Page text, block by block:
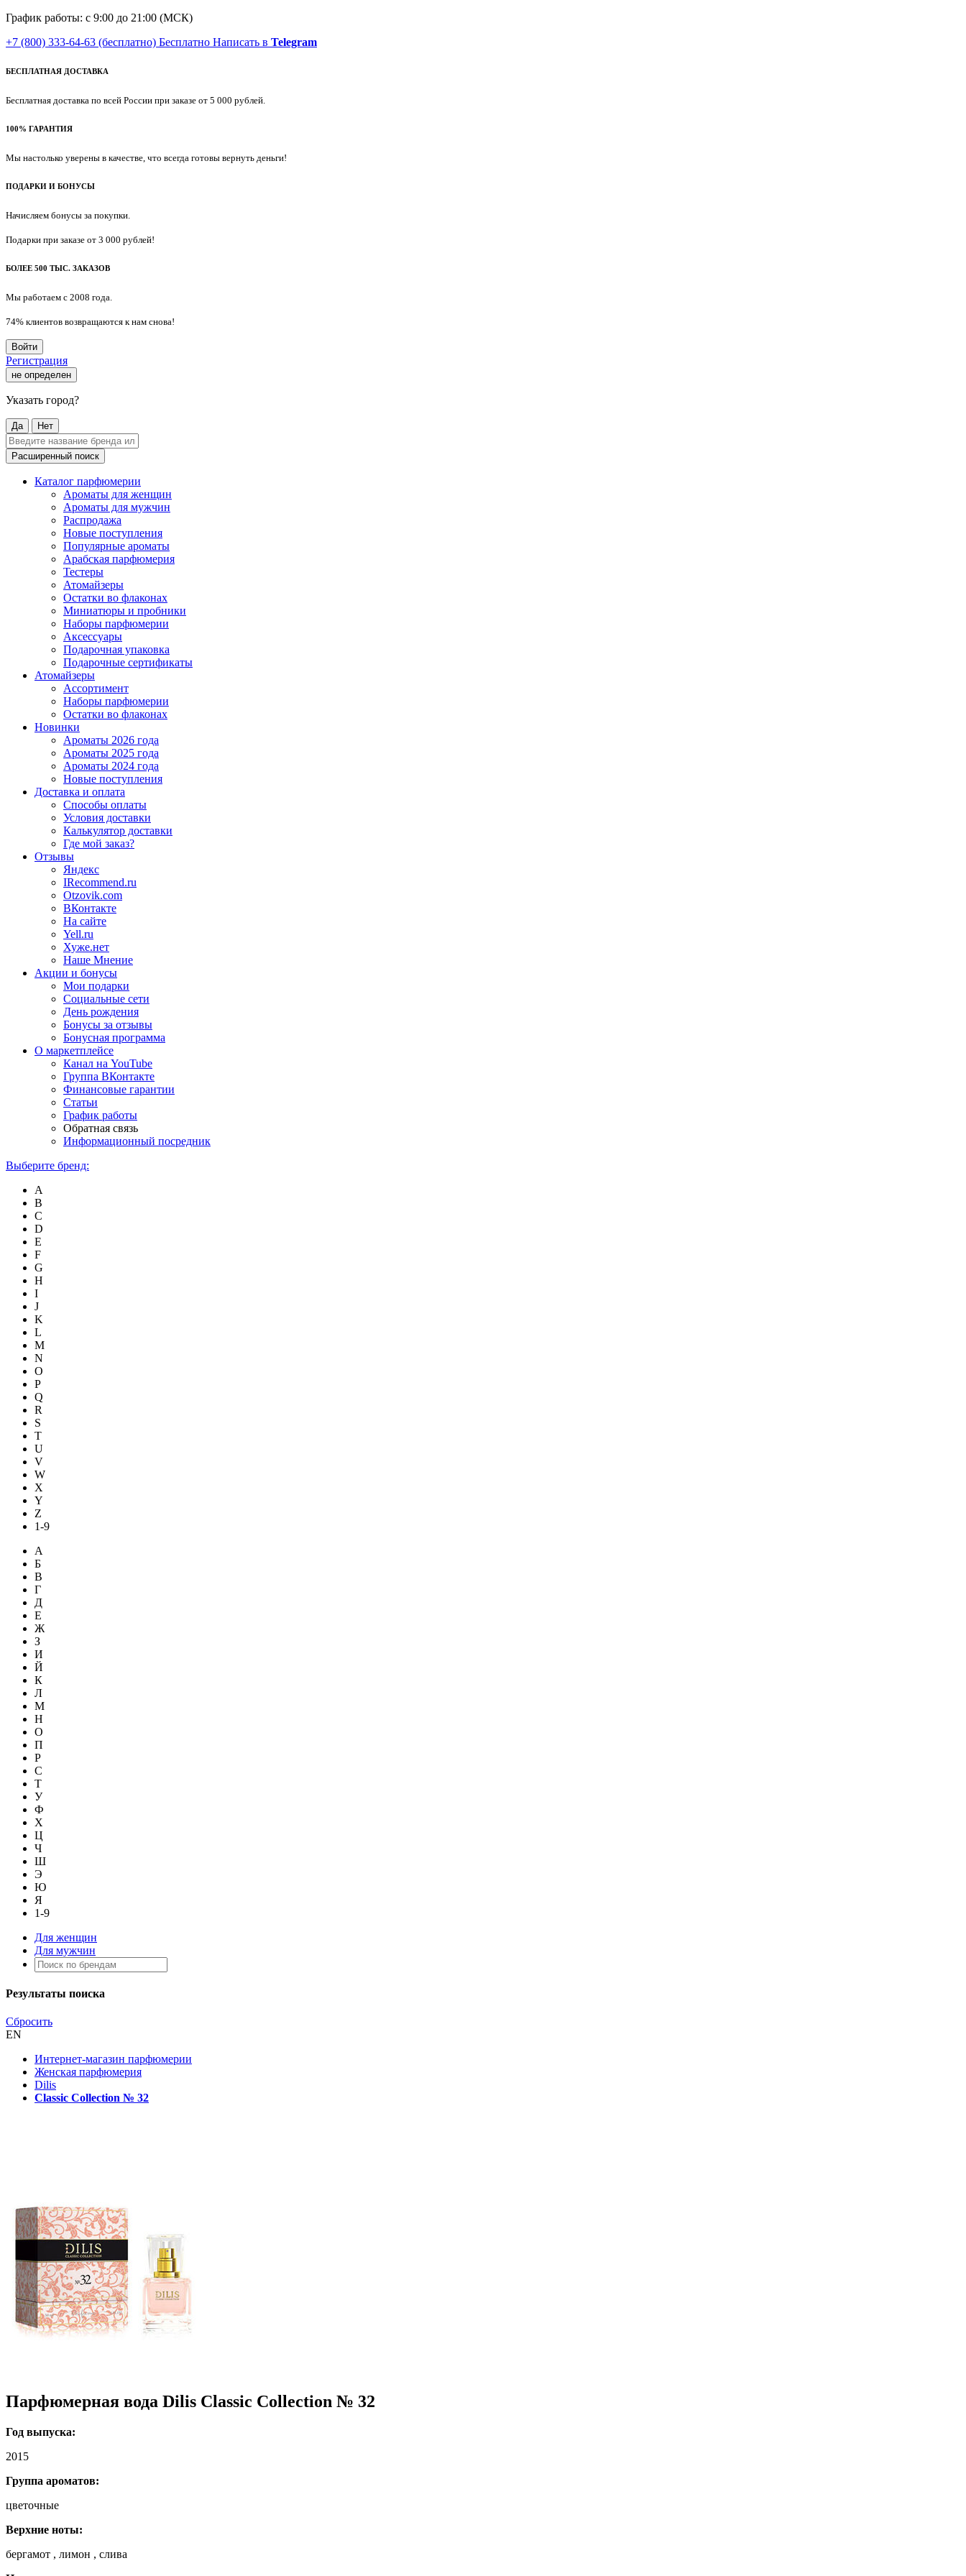
График работы: с 9:00 до 21:00 (МСК)
+7 (800) 333-64-63 (бесплатно) Бесплатно Написать в Telegram
БЕСПЛАТНАЯ ДОСТАВКА
Бесплатная доставка по всей России при заказе от 5 000 рублей.
100% ГАРАНТИЯ
Мы настолько уверены в качестве, что всегда готовы вернуть деньги!
ПОДАРКИ И БОНУСЫ
Начисляем бонусы за покупки.
Подарки при заказе от 3 000 рублей!
БОЛЕЕ 500 ТЫС. ЗАКАЗОВ
Мы работаем с 2008 года.
74% клиентов возвращаются к нам снова!
Войти
Регистрация
не определен
Указать город?
Да Нет
Расширенный поиск
Каталог парфюмерии
Ароматы для женщин
Ароматы для мужчин
Распродажа
Новые поступления
Популярные ароматы
Арабская парфюмерия
Тестеры
Атомайзеры
Остатки во флаконах
Миниатюры и пробники
Наборы парфюмерии
Аксессуары
Подарочная упаковка
Подарочные сертификаты
Атомайзеры
Ассортимент
Наборы парфюмерии
Остатки во флаконах
Новинки
Ароматы 2026 года
Ароматы 2025 года
Ароматы 2024 года
Новые поступления
Доставка и оплата
Способы оплаты
Условия доставки
Калькулятор доставки
Где мой заказ?
Отзывы
Яндекс
IRecommend.ru
Otzovik.com
ВКонтакте
На сайте
Yell.ru
Хуже.нет
Наше Мнение
Акции и бонусы
Мои подарки
Социальные сети
День рождения
Бонусы за отзывы
Бонусная программа
О маркетплейсе
Канал на YouTube
Группа ВКонтакте
Финансовые гарантии
Статьи
График работы
Обратная связь
Информационный посредник
Выберите бренд:
A
B
C
D
E
F
G
H
I
J
K
L
M
N
O
P
Q
R
S
T
U
V
W
X
Y
Z
1-9
А
Б
В
Г
Д
Е
Ж
З
И
Й
К
Л
М
Н
О
П
Р
С
Т
У
Ф
Х
Ц
Ч
Ш
Э
Ю
Я
1-9
Для женщин
Для мужчин
Результаты поиска
Сбросить
EN
Интернет-магазин парфюмерии
Женская парфюмерия
Dilis
Classic Collection № 32
Парфюмерная вода Dilis Classic Collection № 32
Год выпуска:
2015
Группа ароматов:
цветочные
Верхние ноты:
бергамот , лимон , слива